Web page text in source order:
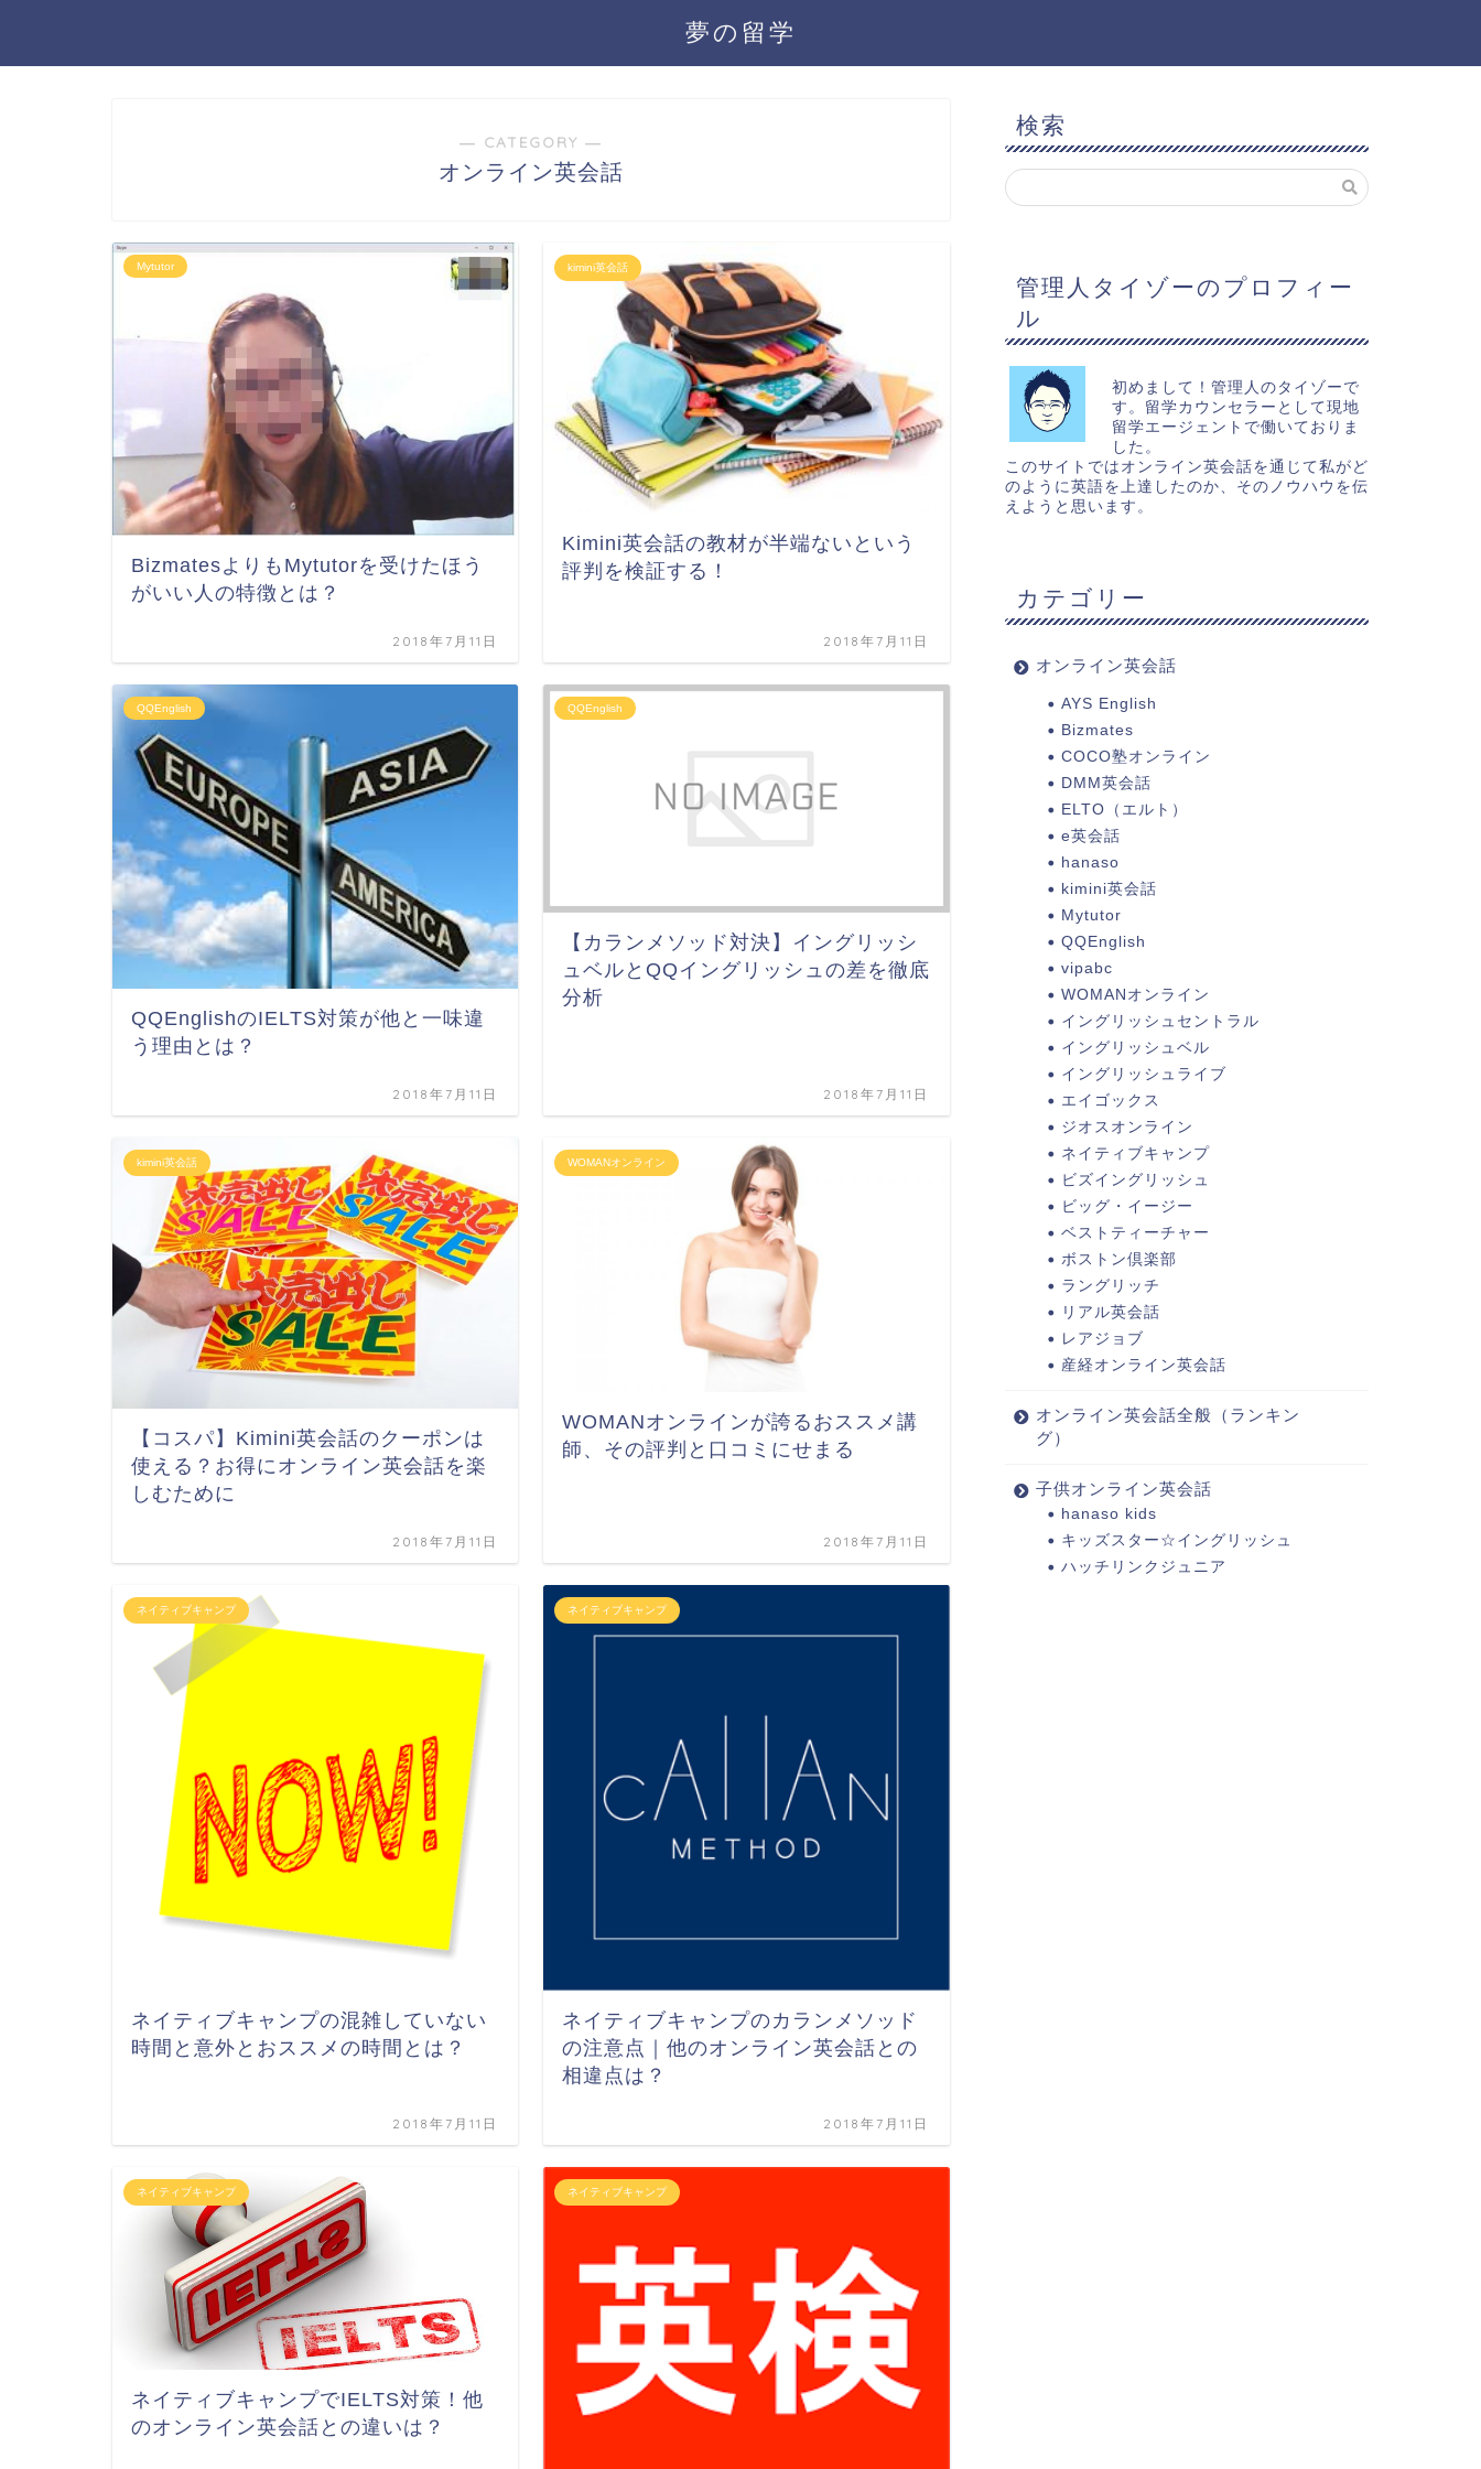
夢の留学
― CATEGORY ―
オンライン英会話
Mytutor
BizmatesよりもMytutorを受けたほう
がいい人の特徴とは？
2018年7月11日
kimini英会話
Kimini英会話の教材が半端ないという
評判を検証する！
2018年7月11日
QQEnglish
QQEnglishのIELTS対策が他と一味違
う理由とは？
2018年7月11日
QQEnglish
【カランメソッド対決】イングリッシ
ュベルとQQイングリッシュの差を徹底
分析
2018年7月11日
kimini英会話
【コスパ】Kimini英会話のクーポンは
使える？お得にオンライン英会話を楽
しむために
2018年7月11日
WOMANオンライン
WOMANオンラインが誇るおススメ講
師、その評判と口コミにせまる
2018年7月11日
ネイティブキャンプ
ネイティブキャンプの混雑していない
時間と意外とおススメの時間とは？
2018年7月11日
ネイティブキャンプ
ネイティブキャンプのカランメソッド
の注意点｜他のオンライン英会話との
相違点は？
2018年7月11日
ネイティブキャンプ
ネイティブキャンプでIELTS対策！他
のオンライン英会話との違いは？
ネイティブキャンプ
検索
管理人タイゾーのプロフィー
ル
初めまして！管理人のタイゾーで
す。留学カウンセラーとして現地
留学エージェントで働いておりま
した。
このサイトではオンライン英会話を通じて私がど
のように英語を上達したのか、そのノウハウを伝
えようと思います。
カテゴリー
オンライン英会話
AYS English
Bizmates
COCO塾オンライン
DMM英会話
ELTO（エルト）
e英会話
hanaso
kimini英会話
Mytutor
QQEnglish
vipabc
WOMANオンライン
イングリッシュセントラル
イングリッシュベル
イングリッシュライブ
エイゴックス
ジオスオンライン
ネイティブキャンプ
ビズイングリッシュ
ビッグ・イージー
ベストティーチャー
ボストン倶楽部
ラングリッチ
リアル英会話
レアジョブ
産経オンライン英会話
オンライン英会話全般（ランキン
グ）
子供オンライン英会話
hanaso kids
キッズスター☆イングリッシュ
ハッチリンクジュニア